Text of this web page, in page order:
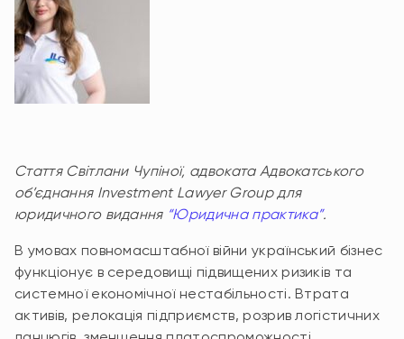
Стаття Світлани Чупіної, адвоката Адвокатського
об’єднання Investment Lawyer Group для
юридичного видання “Юридична практика”.
В умовах повномасштабної війни український бізнес
функціонує в середовищі підвищених ризиків та
системної економічної нестабільності. Втрата
активів, релокація підприємств, розрив логістичних